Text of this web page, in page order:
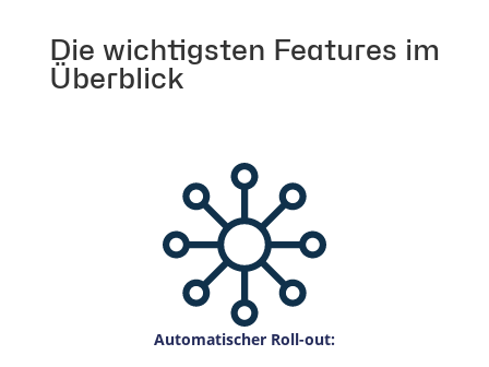
Die wichtigsten Features im
Überblick
Automatischer Roll-out: